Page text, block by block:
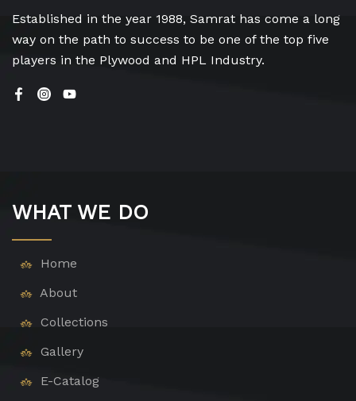
Established in the year 1988, Samrat has come a long
way on the path to success to be one of the top five
players in the Plywood and HPL Industry.
WHAT WE DO
Home
About
Collections
Gallery
E-Catalog